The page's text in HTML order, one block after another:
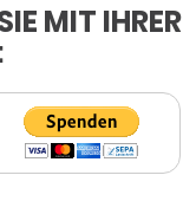
MIT IHRER